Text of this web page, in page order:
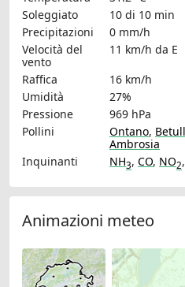
Soleggiato
10 di 10 min
Precipitazioni
0 mm/h
Velocità del
vento
11 km/h da E
Raffica
16 km/h
Umidità
27%
Pressione
969 hPa
Pollini
Ontano,
Ambrosia
Inquinanti
NH3, CO, NO2,
Animazioni meteo